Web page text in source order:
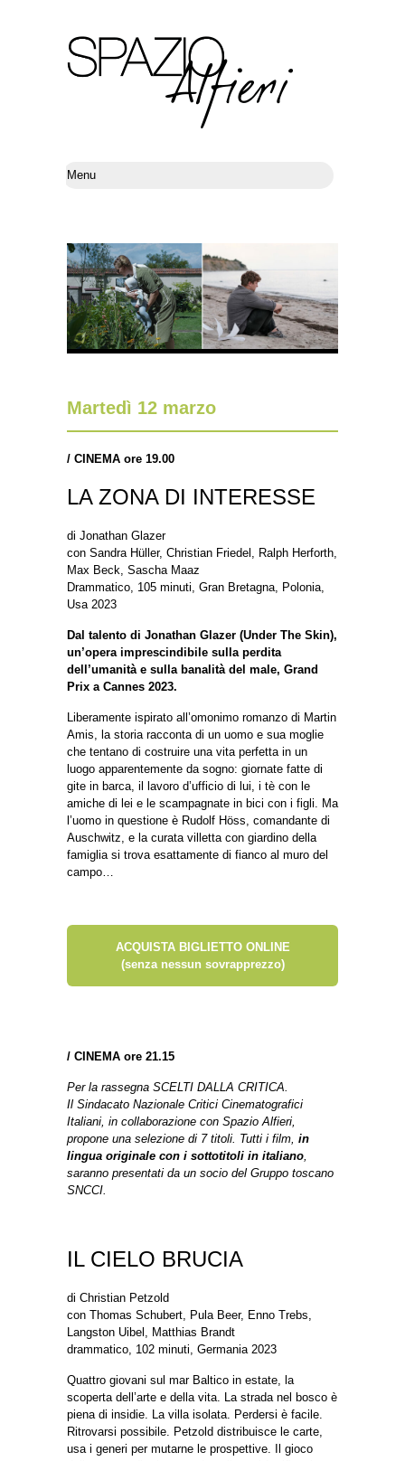
Martedì 12 marzo
/ CINEMA ore 19.00
LA ZONA DI INTERESSE
di Jonathan Glazer
con Sandra Hüller, Christian Friedel, Ralph Herforth,
Max Beck, Sascha Maaz
Drammatico, 105 minuti, Gran Bretagna, Polonia,
Usa 2023
Dal talento di Jonathan Glazer (Under The Skin),
un’opera imprescindibile sulla perdita
dell’umanità e sulla banalità del male, Grand
Prix a Cannes 2023.
Liberamente ispirato all’omonimo romanzo di Martin
Amis, la storia racconta di un uomo e sua moglie
che tentano di costruire una vita perfetta in un
luogo apparentemente da sogno: giornate fatte di
gite in barca, il lavoro d’ufficio di lui, i tè con le
amiche di lei e le scampagnate in bici con i figli. Ma
l’uomo in questione è Rudolf Höss, comandante di
Auschwitz, e la curata villetta con giardino della
famiglia si trova esattamente di fianco al muro del
campo…
ACQUISTA BIGLIETTO ONLINE
(senza nessun sovrapprezzo)
/ CINEMA ore 21.15
Per la rassegna SCELTI DALLA CRITICA.
Il Sindacato Nazionale Critici Cinematografici
Italiani, in collaborazione con Spazio Alfieri,
propone una selezione di 7 titoli. Tutti i film, in
lingua originale con i sottotitoli in italiano
saranno presentati da un socio del Gruppo toscano
SNCCI.
IL CIELO BRUCIA
di Christian Petzold
con Thomas Schubert, Pula Beer, Enno Trebs,
Langston Uibel, Matthias Brandt
drammatico, 102 minuti, Germania 2023
Quattro giovani sul mar Baltico in estate, la
scoperta dell’arte e della vita. La strada nel bosco è
piena di insidie. La villa isolata. Perdersi è facile.
Ritrovarsi possibile. Petzold distribuisce le carte,
usa i generi per mutarne le prospettive. Il gioco